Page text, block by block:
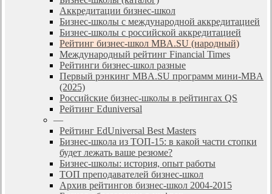
Аккредитации бизнес-школ
Бизнес-школы с международной аккредитацией
Бизнес-школы с российской аккредитацией
Рейтинг бизнес-школ MBA.SU (народный)
Международный рейтинг Financial Times
Рейтинги бизнес-школ разные
Первый рэнкинг MBA.SU программ мини-MBA
(2025)
Российские бизнес-школы в рейтингах QS
Рейтинг Eduniversal
—
Рейтинг EdUniversal Best Masters
Бизнес-школа из ТОП-15: в какой части стопки
будет лежать ваше резюме?
Бизнес-школы: история, опыт работы
ТОП преподавателей бизнес-школ
Архив рейтингов бизнес-школ 2004-2015